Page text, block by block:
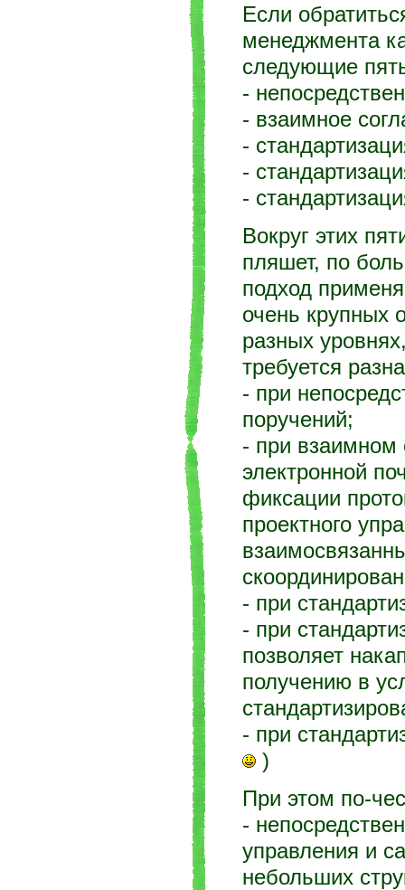
Если
менеджмента
следующие
-
- взаимное
-
-
-
Вокруг этих
пляшет, по
подход
очень крупных
разных
требуется
- при
поручений;
- при взаимном
электронной
фиксации
проектного
- при
- при
позволяет
получению в
- при
)
При этом по-
-
управления и
небольших